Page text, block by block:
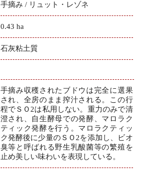
手摘み / リュット・レゾネ
0.43 ha
石灰粘土質
手摘み収穫されたブドウは完全に選果
され、全房のまま搾汁される。この行
程でＳＯ2は私用しない。重力のみで清
澄され、自生酵母での発酵、マロラク
ティック発酵を行う。マロラクティッ
ク発酵後に少量のＳＯ2を添加し、ビオ
臭等と呼ばれる野生乳酸菌等の繁殖を
止め美しい味わいを表現している。